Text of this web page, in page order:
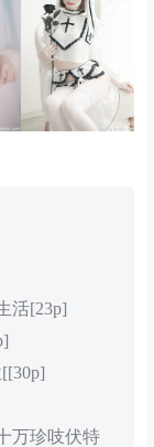
活[23p]
万珍吱伏特